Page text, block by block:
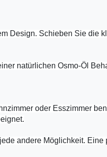
Design. Schieben Sie die
natürlichen Osmo-Öl
oder Esszimmer
andere Möglichkeit. Eine